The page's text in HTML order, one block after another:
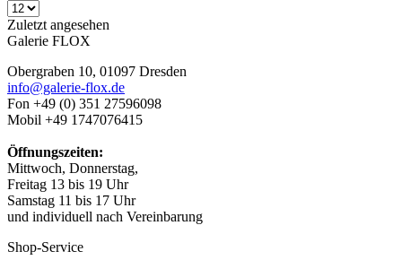
Zuletzt angesehen
Galerie FLOX
Obergraben 10, 01097 Dresden
info@galerie-flox.de
Fon +49 (0) 351 27596098
Mobil +49 1747076415
Öffnungszeiten:
Mittwoch, Donnerstag,
Freitag 13 bis 19 Uhr
Samstag 11 bis 17 Uhr
und individuell nach Vereinbarung
Shop-Service